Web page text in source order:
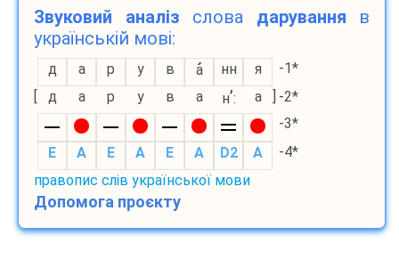
Звуковий аналіз слова дарування в
українській мові:
д а р у в а нн я
-1*
[
д а р у в а н’: а ] -2*
-3*
E
A E A E A D2 A
-4*
правопис слів української мови
Допомога проєкту